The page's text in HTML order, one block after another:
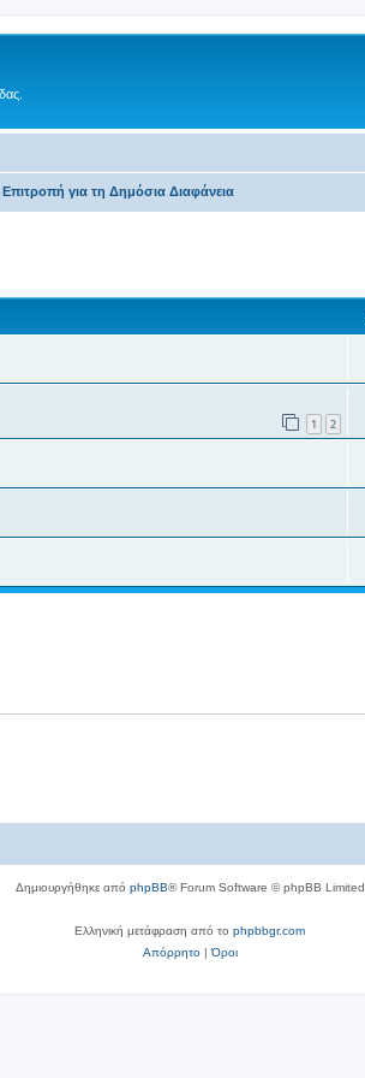
Επιτροπή για τη Δημόσια Διαφάνεια
1 2
Δημιουργήθηκε από phpBB® Forum Software © phpBB Limited
Ελληνική μετάφραση από το phpbbgr.com
Απόρρητο|Όροι